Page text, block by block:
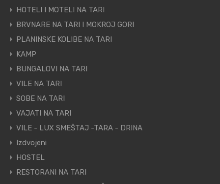
HOTELI I MOTELI NA TARI
BRVNARE NA TARI I MOKROJ GORI
PLANINSKE KOLIBE NA TARI
KAMP
BUNGALOVI NA TARI
VILE NA TARI
SOBE NA TARI
VAJATI NA TARI
VILE - LUX SMEŠTAJ -TARA - DRINA
Izdvojeni
HOSTEL
RESTORANI NA TARI